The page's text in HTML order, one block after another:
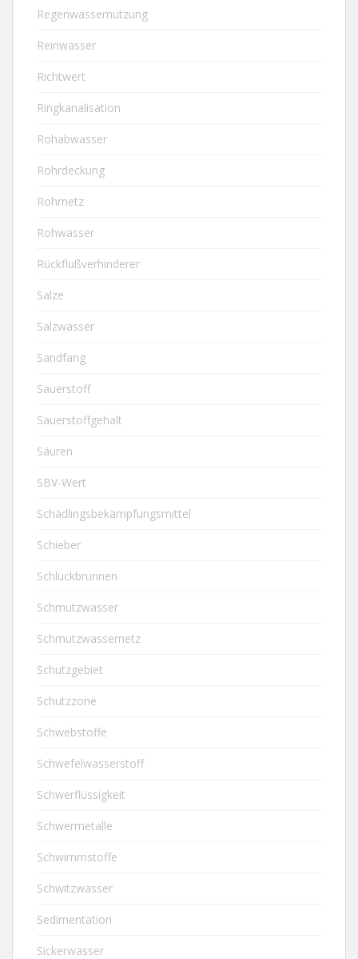
Regenwassernutzung
Reinwasser
Richtwert
Ringkanalisation
Rohabwasser
Rohrdeckung
Rohrnetz
Rohwasser
Rückflußverhinderer
Salze
Salzwasser
Sandfang
Sauerstoff
Sauerstoffgehalt
Säuren
SBV-Wert
Schädlingsbekämpfungsmittel
Schieber
Schluckbrunnen
Schmutzwasser
Schmutzwassernetz
Schutzgebiet
Schutzzone
Schwebstoffe
Schwefelwasserstoff
Schwerflüssigkeit
Schwermetalle
Schwimmstoffe
Schwitzwasser
Sedimentation
Sickerwasser